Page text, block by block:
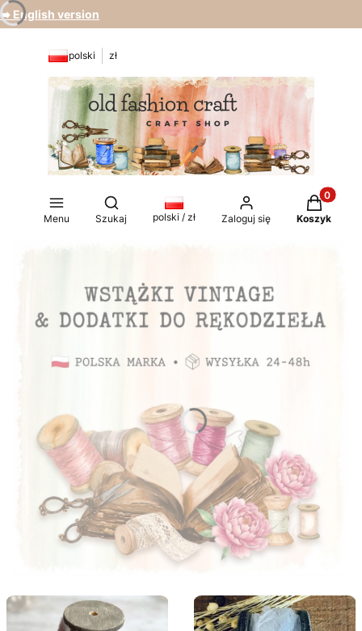
➡️ English version
polski zł
Menu
Otwórz wyszukiwarkę
Szukaj polski / zł Zaloguj się
Produkty
Koszyk